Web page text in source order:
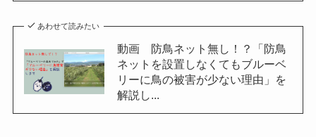
あわせて読みたい
動画 防鳥ネット無し！？「防鳥
ネットを設置しなくてもブルーベ
リーに鳥の被害が少ない理由」を
解説し...